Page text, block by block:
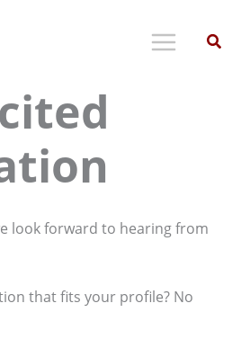
look forward to hearing from
that fits your profile? No